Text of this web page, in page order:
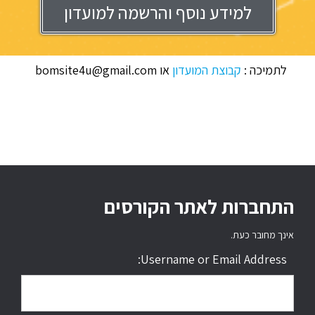
למידע נוסף והרשמה למועדון
לתמיכה : קבוצת המועדון או bomsite4u@gmail.com
התחברות לאתר הקורסים
אינך מחובר כעת.
Username or Email Address: